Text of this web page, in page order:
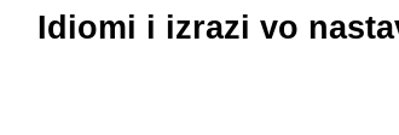
Idiomi i izrazi vo